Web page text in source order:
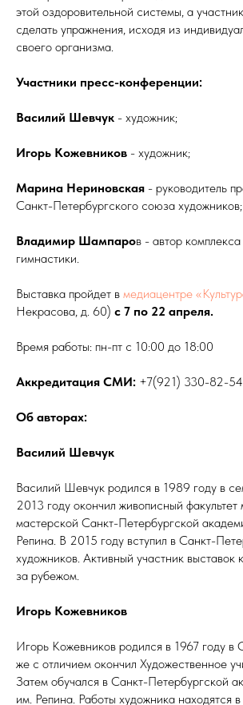
этой оздоровительной системы, а
сделать упражнения, исходя из
своего организма.
Участники пресс-конференции:
Василий Шевчук - художник;
Игорь Кожевников - художник;
Марина Нериновская - руководитель
Санкт-Петербургского союза художников;
Владимир Шампаров - автор
гимнастики.
Выставка пройдет в медиацентре
Некрасова, д. 60) с 7 по 22 апреля.
Время работы: пн-пт с 10:00 до 18:00
Аккредитация СМИ: +7(921) 330-82-
Об авторах:
Василий Шевчук
Василий Шевчук родился в 1989 году в
2013 году окончил живописный факультет
мастерской Санкт-Петербургской
Репина. В 2015 году вступил в Санкт-
художников. Активный участник выставок
за рубежом.
Игорь Кожевников
Игорь Кожевников родился в 1967 году в
же с отличием окончил Художественное
Затем обучался в Санкт-Петербургской
им. Репина. Работы художника находятся